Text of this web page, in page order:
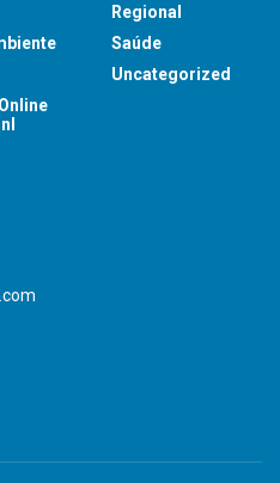
Regional
Saúde
Uncategorized